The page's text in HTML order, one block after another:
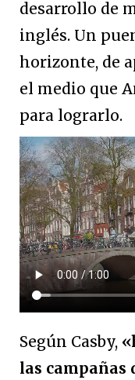
desarrollo de
inglés. Un
horizonte, de
el medio que
para lograrlo.
Según Casby,
las campañas